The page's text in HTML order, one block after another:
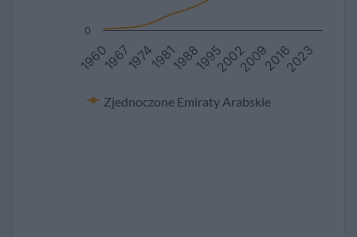
Zjednoczone Emiraty Arabskie
1960 2002
19671974198119881995 200920162023
0